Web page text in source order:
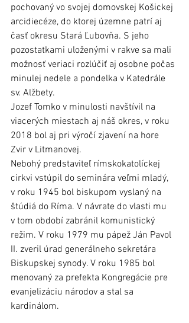
pochovaný vo svojej domovskej Košickej
arcidiecéze, do ktorej územne patrí aj
časť okresu Stará Ľubovňa. S jeho
pozostatkami uloženými v rakve sa mali
možnosť veriaci rozlúčiť aj osobne počas
minulej nedele a pondelka v Katedrále
sv. Alžbety.
Jozef Tomko v minulosti navštívil na
viacerých miestach aj náš okres, v roku
2018 bol aj pri výročí zjavení na hore
Zvir v Litmanovej.
Nebohý predstaviteľ rímskokatolíckej
cirkvi vstúpil do seminára veľmi mladý,
v roku 1945 bol biskupom vyslaný na
štúdiá do Ríma. V návrate do vlasti mu
v tom období zabránil komunistický
režim. V roku 1979 mu pápež Ján Pavol
II. zveril úrad generálneho sekretára
Biskupskej synody. V roku 1985 bol
menovaný za prefekta Kongregácie pre
evanjelizáciu národov a stal sa
kardinálom.